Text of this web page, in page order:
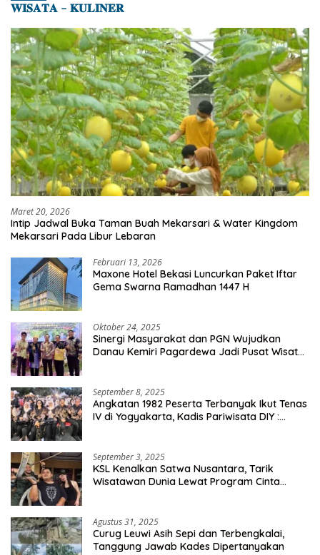
𝐖𝐈𝐒𝐀𝐓𝐀 – 𝐊𝐔𝐋𝐈𝐍𝐄𝐑
Maret 20, 2026
Intip Jadwal Buka Taman Buah Mekarsari & Water Kingdom
Mekarsari Pada Libur Lebaran
Februari 13, 2026
Maxone Hotel Bekasi Luncurkan Paket Iftar
Gema Swarna Ramadhan 1447 H
Oktober 24, 2025
Sinergi Masyarakat dan PGN Wujudkan
Danau Kemiri Pagardewa Jadi Pusat Wisata
September 8, 2025
Angkatan 1982 Peserta Terbanyak Ikut Tenas
IV di Yogyakarta, Kadis Pariwisata DIY :
September 3, 2025
KSL Kenalkan Satwa Nusantara, Tarik
Wisatawan Dunia Lewat Program Cinta
Agustus 31, 2025
Curug Leuwi Asih Sepi dan Terbengkalai,
Tanggung Jawab Kades Dipertanyakan